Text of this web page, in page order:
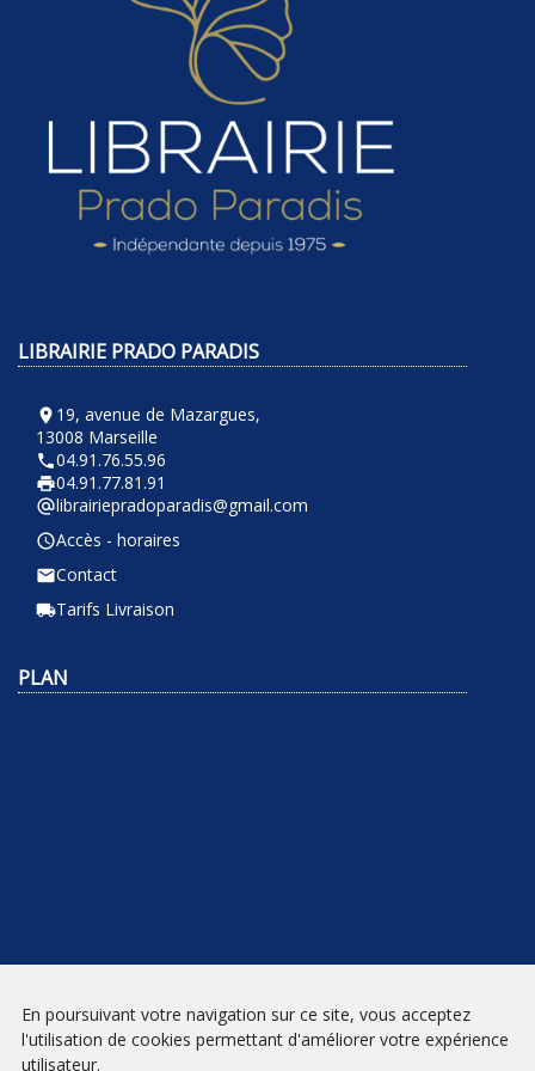
LIBRAIRIE PRADO PARADIS
room 19, avenue de Mazargues,
13008 Marseille
phone04.91.76.55.96
local_printshop04.91.77.81.91
alternate_emaillibrairiepradoparadis@gmail.com
query_builderAccès - horaires
emailContact
local_shippingTarifs Livraison
PLAN
NEWSLETTER
En poursuivant votre navigation sur ce site, vous acceptez
l'utilisation de cookies permettant d'améliorer votre expérience
utilisateur.